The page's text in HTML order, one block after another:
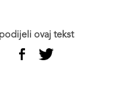
podijeli ovaj tekst